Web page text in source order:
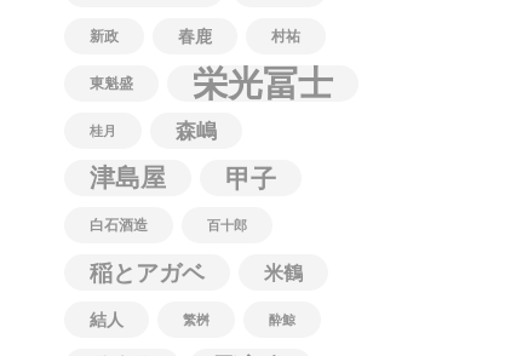
新政 春鹿 村祐
東魁盛 栄光冨士
桂月 森嶋
津島屋 甲子
白石酒造 百十郎
稲とアガベ 米鶴
結人 繁桝 酔鯨